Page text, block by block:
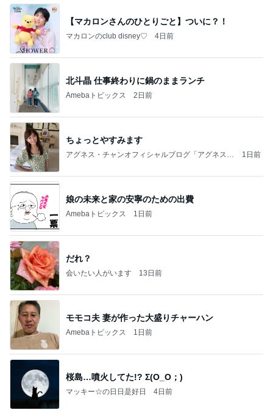
【マカロンさんのひとりごと】ついに？！
マカロンのclub disney♡ 4日前
北斗晶 仕事終わりに鍋のままランチ
Amebaトピックス 2日前
ちょっとやすみます
アグネス・チャンオフィシャルブログ「アグネスち
1日前
娘の未来と家の安寧のための出費
Amebaトピックス 1日前
だれ？
会いたい人がいます 13日前
モモコ夫 妻が作った大盛りチャーハン
Amebaトピックス 1日前
桜島…噴火してた!? Σ(O_O；)
マッキー☆の日日是好日 4日前